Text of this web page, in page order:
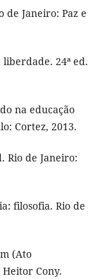
de Janeiro: Paz e
liberdade. 24ª ed.
na educação
Cortez, 2013.
Rio de Janeiro:
filosofia. Rio de
(Ato
Cony.